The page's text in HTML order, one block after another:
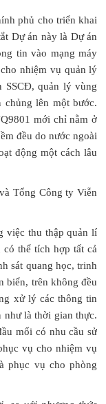
phủ cho triển khai
Dự án này là Dự án
tin vào mạng máy
nhiệm vụ quản lý
SSCĐ, quản lý vùng
chủng lên một bước.
mới chỉ nằm ở
đều do nước ngoài
động một cách lâu
Tổng Công ty Viễn
việc thu thập quản lí
thể tích hợp tất cả
sát quang học, trinh
biển, trên không đều
xử lý các thông tin
như là thời gian thực.
mối có nhu cầu sử
vụ cho nhiệm vụ
phục vụ cho phòng